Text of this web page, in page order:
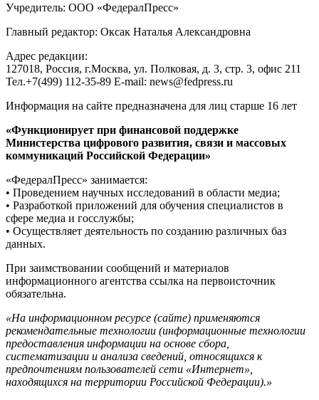
Учредитель: ООО «ФедералПресс»
Главный редактор: Оксак Наталья Александровна
Адрес редакции:
127018, Россия, г.Москва, ул. Полковая, д. 3, стр. 3, офис 211
Тел.+7(499) 112-35-89 E-mail: news@fedpress.ru
Информация на сайте предназначена для лиц старше 16 лет
«Функционирует при финансовой поддержке
Министерства цифрового развития, связи и массовых
коммуникаций Российской Федерации»
«ФедералПресс» занимается:
• Проведением научных исследований в области медиа;
• Разработкой приложений для обучения специалистов в
сфере медиа и госслужбы;
• Осуществляет деятельность по созданию различных баз
данных.
При заимствовании сообщений и материалов
информационного агентства ссылка на первоисточник
обязательна.
«На информационном ресурсе (сайте) применяются
рекомендательные технологии (информационные технологии
предоставления информации на основе сбора,
систематизации и анализа сведений, относящихся к
предпочтениям пользователей сети «Интернет»,
находящихся на территории Российской Федерации).»